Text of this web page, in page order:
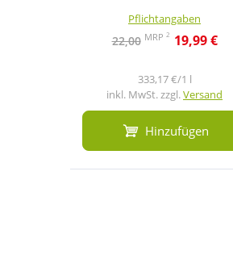
Pflichtangaben
22,00 MRP 2 19,99 €
333,17 €/1 l
inkl. MwSt. zzgl.Versand
Hinzufügen